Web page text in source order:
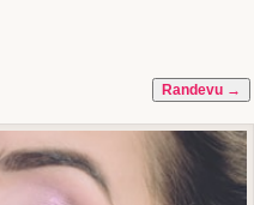
Randevu →